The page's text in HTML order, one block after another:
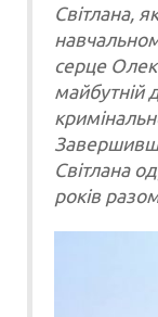
Світлана,
серце
майбутній
Світлана
років